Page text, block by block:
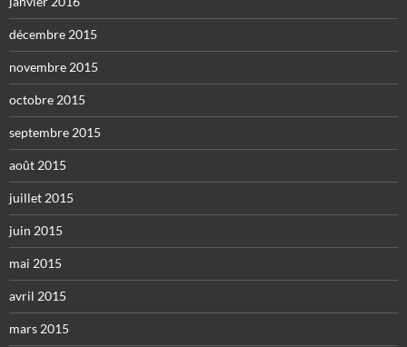
décembre 2015
novembre 2015
octobre 2015
septembre 2015
août 2015
juillet 2015
juin 2015
mai 2015
avril 2015
mars 2015